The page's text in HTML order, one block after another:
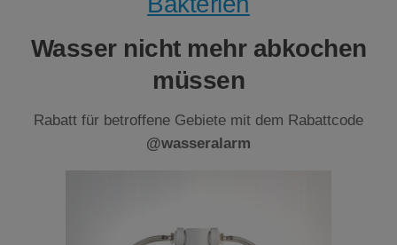
Wasser nicht mehr abkochen
müssen
Rabatt für betroffene Gebiete mit dem Rabattcode
@wasseralarm